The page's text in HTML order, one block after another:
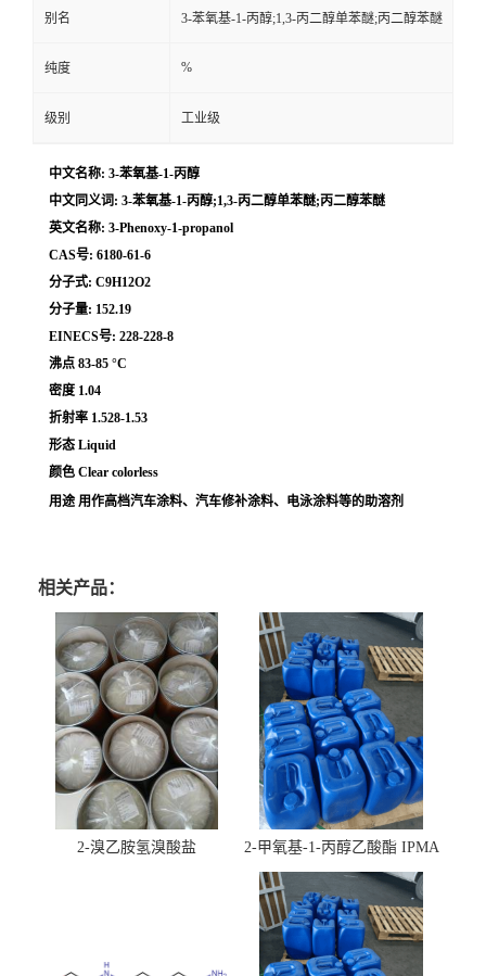
别名 3-苯氧基-1-丙醇;1,3-丙二醇单苯醚;丙二醇苯醚
纯度 %
级别 工业级
中文名称: 3-苯氧基-1-丙醇
中文同义词: 3-苯氧基-1-丙醇;1,3-丙二醇单苯醚;丙二醇苯醚
英文名称: 3-Phenoxy-1-propanol
CAS号: 6180-61-6
分子式: C9H12O2
分子量: 152.19
EINECS号: 228-228-8
沸点 83-85 °C
密度 1.04
折射率 1.528-1.53
形态 Liquid
颜色 Clear colorless
用途 用作高档汽车涂料、汽车修补涂料、电泳涂料等的助溶剂
相关产品：
2-溴乙胺氢溴酸盐 2-甲氧基-1-丙醇乙酸酯 IPMA